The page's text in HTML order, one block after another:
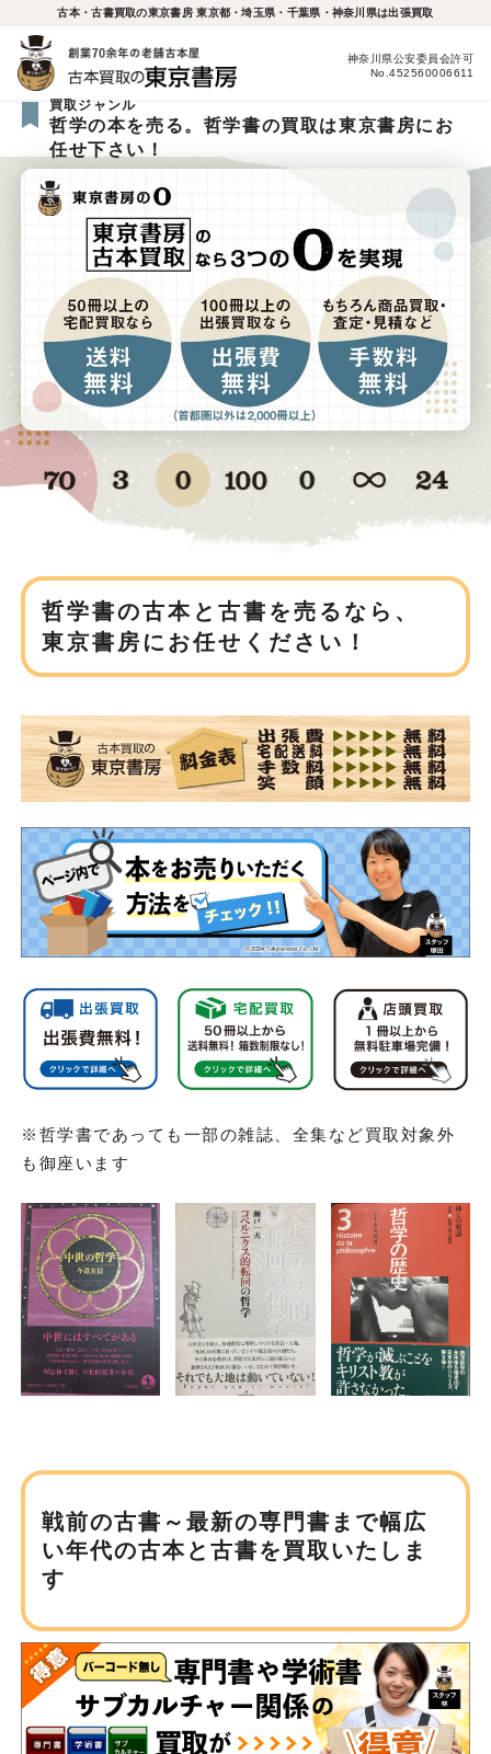
古本・古書買取の東京書房 東京都・埼玉県・千葉県・神奈川県は出張買取
神奈川県公安委員会許可
No.452560006611
買取ジャンル
哲学の本を売る。哲学書の買取は東京書房にお
任せ下さい！
哲学書の古本と古書を売るなら、
東京書房にお任せください！
※哲学書であっても一部の雑誌、全集など買取対象外
も御座います
戦前の古書～最新の専門書まで幅広
い年代の古本と古書を買取いたしま
す